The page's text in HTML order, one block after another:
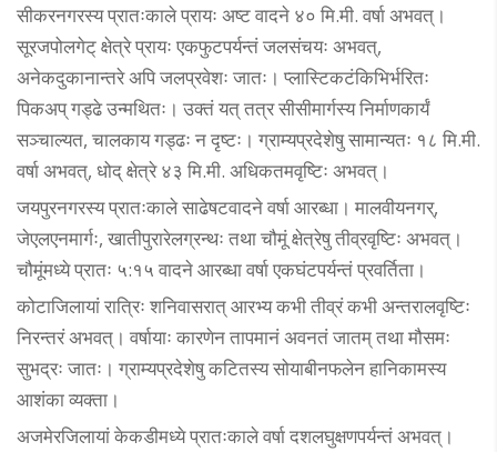
सीकरनगरस्य प्रातःकाले प्रायः अष्ट वादने ४० मि.मी. वर्षा अभवत्।
सूरजपोलगेट् क्षेत्रे प्रायः एकफुटपर्यन्तं जलसंचयः अभवत्,
अनेकदुकानान्तरे अपि जलप्रवेशः जातः। प्लास्टिकटंकिभिर्भरितः
पिकअप् गड्ढे उन्मथितः। उक्तं यत् तत्र सीसीमार्गस्य निर्माणकार्यं
सञ्चाल्यत, चालकाय गड्ढः न दृष्टः। ग्राम्यप्रदेशेषु सामान्यतः १८ मि.मी.
वर्षा अभवत्, धोद् क्षेत्रे ४३ मि.मी. अधिकतमवृष्टिः अभवत्।
जयपुरनगरस्य प्रातःकाले साढेषटवादने वर्षा आरब्धा। मालवीयनगर्,
जेएलएनमार्गः, खातीपुरारेलग्रन्थः तथा चौमूं क्षेत्रेषु तीव्रवृष्टिः अभवत्।
चौमूंमध्ये प्रातः ५:१५ वादने आरब्धा वर्षा एकघंटपर्यन्तं प्रवर्तिता।
कोटाजिलायां रात्रिः शनिवासरात् आरभ्य कभी तीव्रं कभी अन्तरालवृष्टिः
निरन्तरं अभवत्। वर्षायाः कारणेन तापमानं अवनतं जातम् तथा मौसमः
सुभद्रः जातः। ग्राम्यप्रदेशेषु कटितस्य सोयाबीनफलेन हानिकामस्य
आशंका व्यक्ता।
अजमेरजिलायां केकडीमध्ये प्रातःकाले वर्षा दशलघुक्षणपर्यन्तं अभवत्।